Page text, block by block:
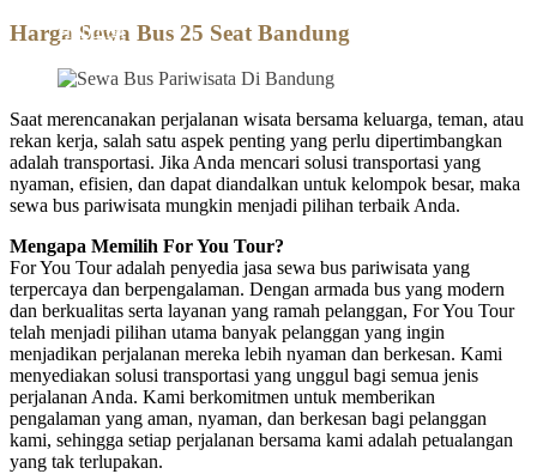
Hubungi
Harga Sewa Bus 25 Seat Bandung
Saat merencanakan perjalanan wisata bersama keluarga, teman, atau
rekan kerja, salah satu aspek penting yang perlu dipertimbangkan
adalah transportasi. Jika Anda mencari solusi transportasi yang
nyaman, efisien, dan dapat diandalkan untuk kelompok besar, maka
sewa bus pariwisata mungkin menjadi pilihan terbaik Anda.
Mengapa Memilih For You Tour?
For You Tour adalah penyedia jasa sewa bus pariwisata yang
terpercaya dan berpengalaman. Dengan armada bus yang modern
dan berkualitas serta layanan yang ramah pelanggan, For You Tour
telah menjadi pilihan utama banyak pelanggan yang ingin
menjadikan perjalanan mereka lebih nyaman dan berkesan. Kami
menyediakan solusi transportasi yang unggul bagi semua jenis
perjalanan Anda. Kami berkomitmen untuk memberikan
pengalaman yang aman, nyaman, dan berkesan bagi pelanggan
kami, sehingga setiap perjalanan bersama kami adalah petualangan
yang tak terlupakan.